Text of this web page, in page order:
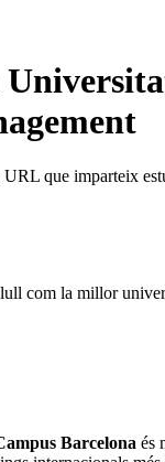
que imparteix
com la millor
Barcelona és